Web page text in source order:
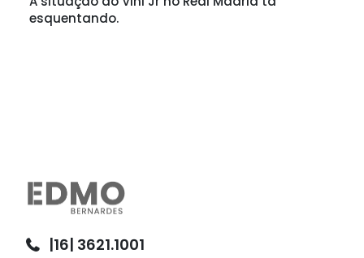
esquentando.
|16| 3621.1001